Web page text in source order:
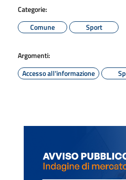
Categorie:
Comune
Sport
Argomenti:
Accesso all'informazione